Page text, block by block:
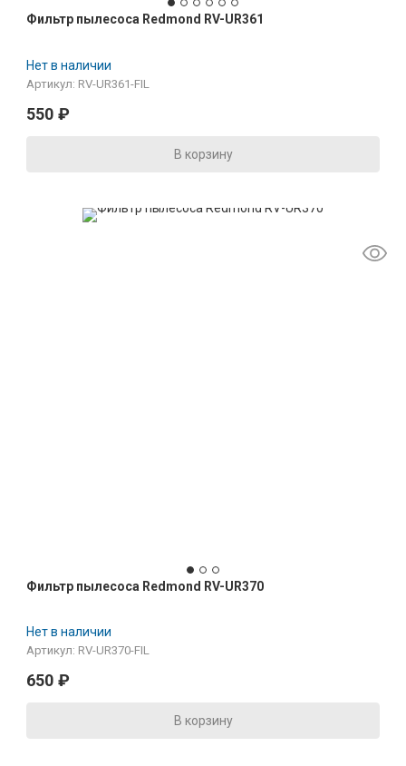
Фильтр пылесоса Redmond RV-UR361
Нет в наличии
Артикул: RV-UR361-FIL
550 ₽
В корзину
Фильтр пылесоса Redmond RV-UR370
Нет в наличии
Артикул: RV-UR370-FIL
650 ₽
В корзину